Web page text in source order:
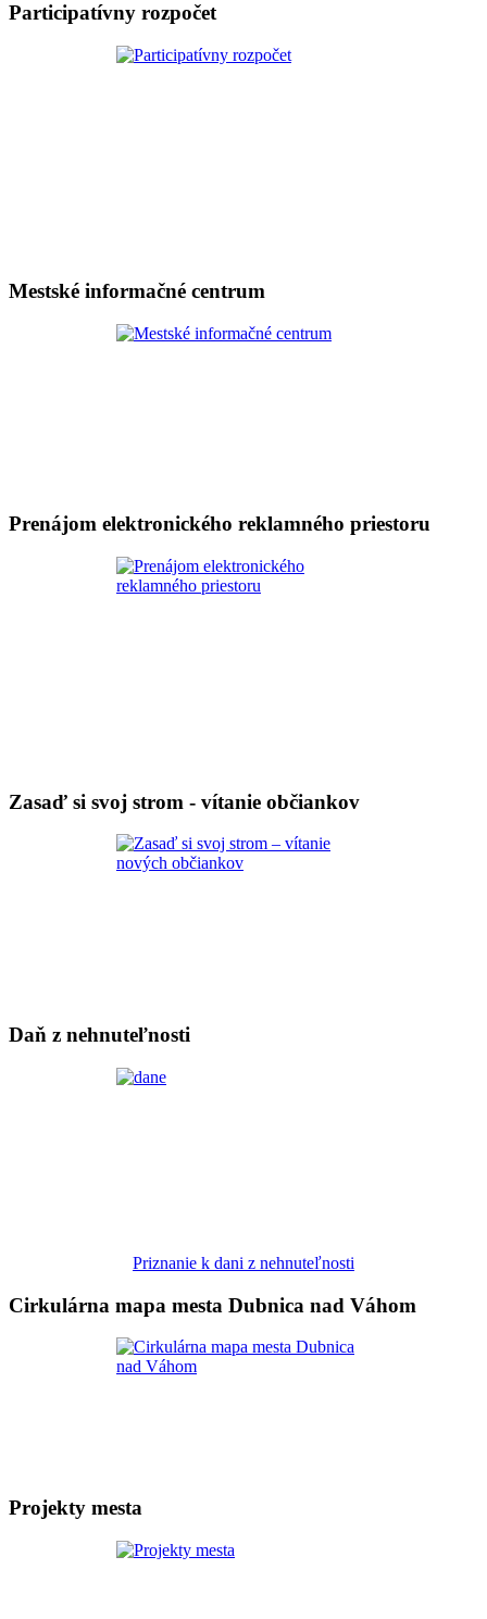
Participatívny rozpočet
Mestské informačné centrum
Prenájom elektronického reklamného priestoru
Zasaď si svoj strom - vítanie občiankov
Daň z nehnuteľnosti
Priznanie k dani z nehnuteľnosti
Cirkulárna mapa mesta Dubnica nad Váhom
Projekty mesta